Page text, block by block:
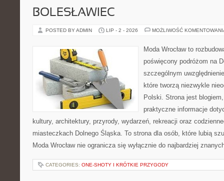
BOLESŁAWIEC
POSTED BY ADMIN LIP - 2 - 2026 MOŻLIWOŚĆ
Moda Wrocław to
poświęcony podróżom na
szczególnym
które tworzą niezwykle
Polski. Strona jest
praktyczne informacje
kultury, architektury, przyrody, wydarzeń, rekreacji oraz
miasteczkach Dolnego Śląska. To strona dla osób, które lubią
Moda Wrocław nie ogranicza się wyłącznie do najbardziej
CATEGORIES: ONE-SHOTY I KRÓTKIE PRZYGODY